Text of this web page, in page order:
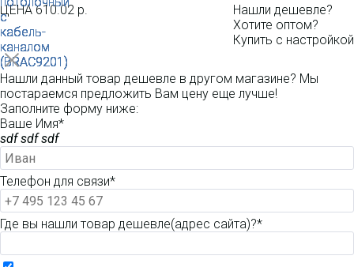
ЦЕНА610.02 р.
Нашли дешевле?
Хотите оптом?
Купить с настройкой
Нашли данный товар дешевле в другом магазине? Мы
постараемся предложить Вам цену еще лучше!
Заполните форму ниже:
Ваше Имя*
sdf sdf sdf
Телефон для связи*
Где вы нашли товар дешевле(адрес сайта)?*